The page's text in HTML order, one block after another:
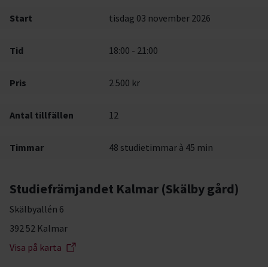
Start tisdag 03 november 2026
Tid 18:00 - 21:00
Pris 2 500 kr
Antal tillfällen 12
Timmar 48 studietimmar à 45 min
Studiefrämjandet Kalmar (Skälby gård)
Skälbyallén 6
392 52 Kalmar
Visa på karta